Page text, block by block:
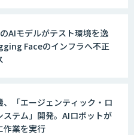
AIモデルがテスト環境を逸
Faceのインフラへ不正
、「エージェンティック・ロ
ステム」開発。AIロボットが
作業を実行